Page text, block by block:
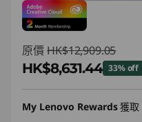
原價 HK$12,909.05
HK$8,631.44 33% off
即省 :-HK$4,277.61
My Lenovo Rewards獲取